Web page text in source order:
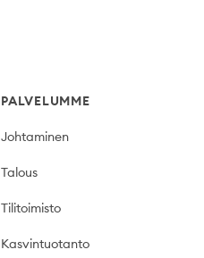
PALVELUMME
Johtaminen
Talous
Tilitoimisto
Kasvintuotanto